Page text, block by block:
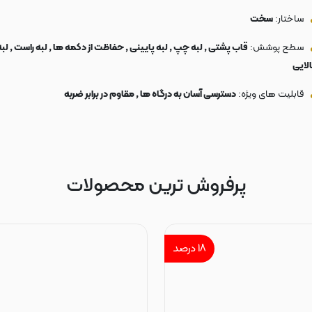
ساختار:سخت
سطح پوشش: قاب پشتی , لبه چپ , لبه پایینی , حفاظت از دکمه ها , لبه راست ,
قابلیت های ویژه:دسترسی آسان به درگاه ها , مقاوم در برابر ضربه
پرفروش ترین محصولات
۱۸درصد